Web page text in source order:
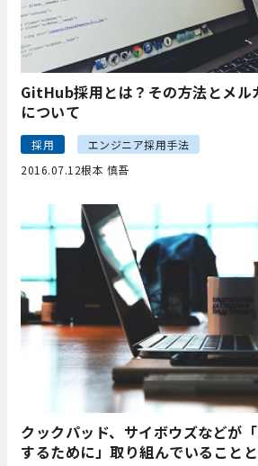
GitHub採用とは？その方法とメル
について
採用
エンジニア採用手法
2016.07.12根本 慎吾
クックパッド、サイボウズなどが
するために」取り組んでいること